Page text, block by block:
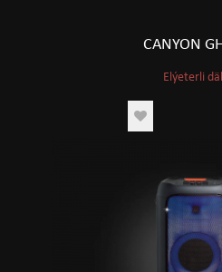
CANYON
Elýeterli däl